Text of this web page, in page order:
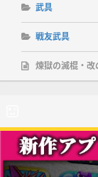
武具
戦友武具
煉獄の滅棍・